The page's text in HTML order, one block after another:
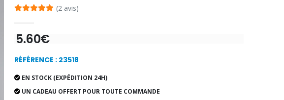
(2 avis)
5.60€
RÉFÉRENCE : 23518
EN STOCK (EXPÉDITION 24H)
UN CADEAU OFFERT POUR TOUTE COMMANDE